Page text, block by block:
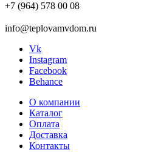
+7 (964) 578 00 08
info@teplovamvdom.ru
Vk
Instagram
Facebook
Behance
О компании
Каталог
Оплата
Доставка
Контакты